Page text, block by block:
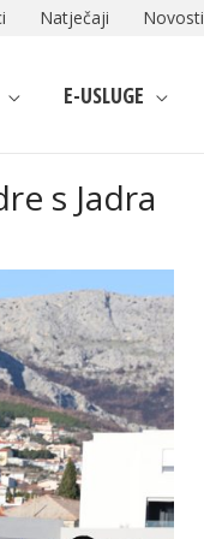
Natječaji Novosti
E-USLUGE
s Jadra